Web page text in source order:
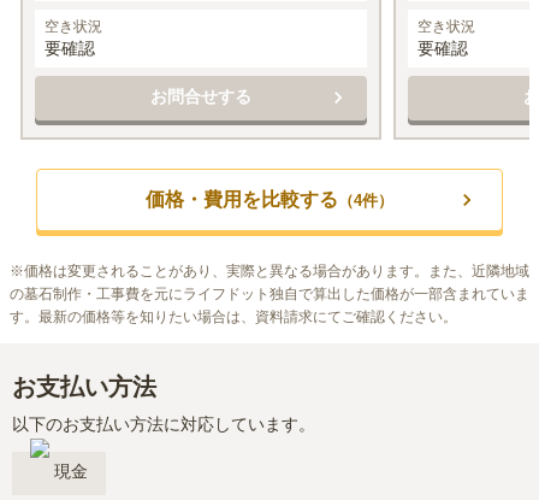
空き状況
要確認
お問合せする
空き状況
要確認
価格・費用を比較する （4件）
※価格は変更されることがあり、実際と異なる場合があります。また、近隣地域
の墓石制作・工事費を元にライフドット独自で算出した価格が一部含まれていま
す。最新の価格等を知りたい場合は、資料請求にてご確認ください。
お支払い方法
以下のお支払い方法に対応しています。
現金